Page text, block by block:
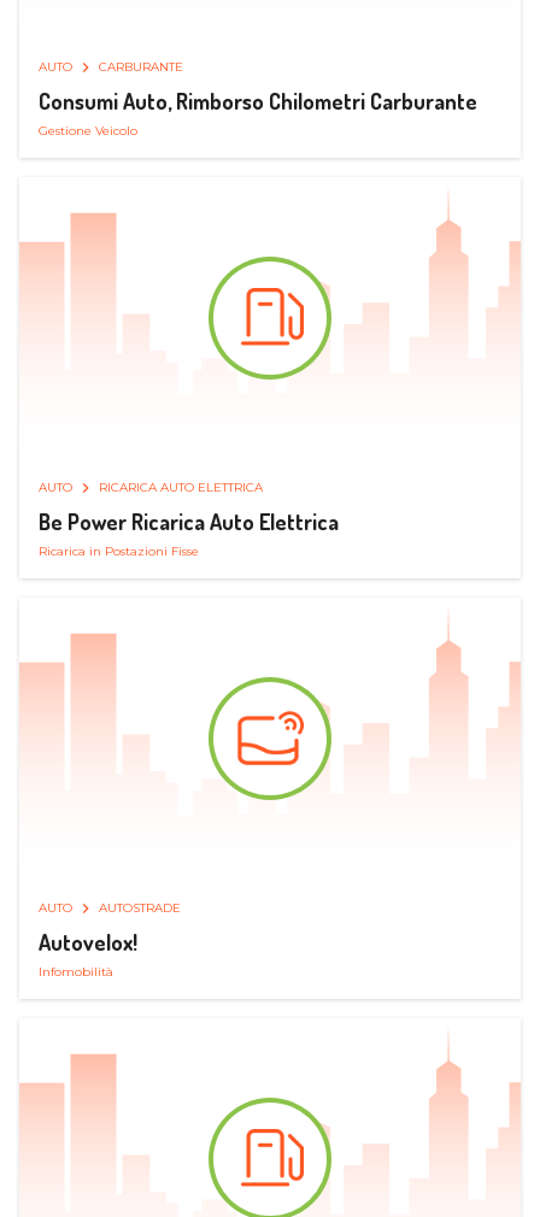
AUTO CARBURANTE
Consumi Auto, Rimborso Chilometri Carburante
Gestione Veicolo
AUTO RICARICA AUTO ELETTRICA
Be Power Ricarica Auto Elettrica
Ricarica in Postazioni Fisse
AUTO AUTOSTRADE
Autovelox!
Infomobilità